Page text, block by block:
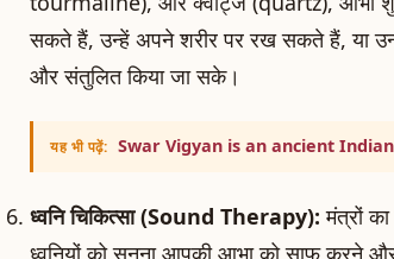
सकते हैं, उन्हें अपने शरीर पर रख सकते हैं, या
और संतुलित किया जा सके।
यह भी पढ़ें: Swar Vigyan is an ancient
ध्वनि चिकित्सा (Sound Therapy): मंत्रों